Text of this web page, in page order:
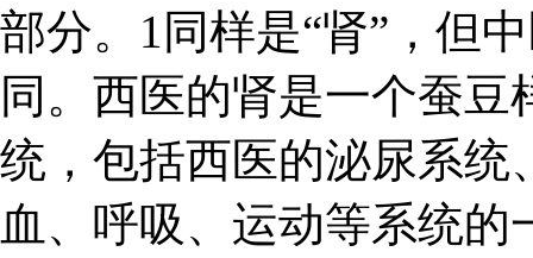
部分。1同样是“肾”，但
同。西医的肾是一个蚕
统，包括西医的泌尿系统
血、呼吸、运动等系统的